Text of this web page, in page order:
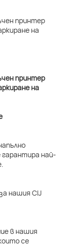
най-
нашия CIJ
в нашия
се